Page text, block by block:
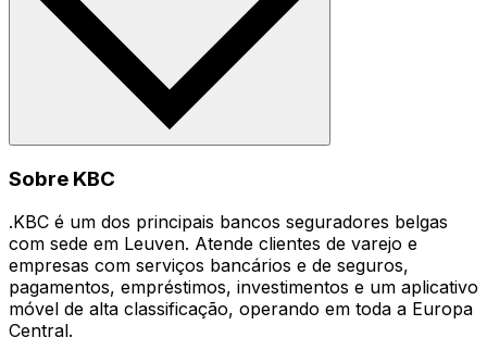
Sobre KBC
.KBC é um dos principais bancos seguradores belgas
com sede em Leuven. Atende clientes de varejo e
empresas com serviços bancários e de seguros,
pagamentos, empréstimos, investimentos e um aplicativo
móvel de alta classificação, operando em toda a Europa
Central.